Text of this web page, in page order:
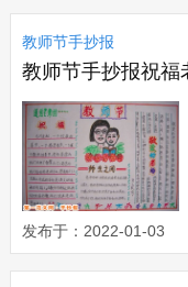
教师节手抄报
发布于：2022-01-03